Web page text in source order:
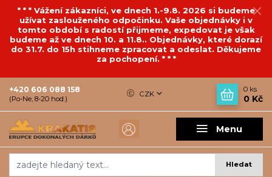
* * * Vážení zákazníci, ve dnech 1.-9.8. 2026 si budeme
užívat zaslouženého odpočinku. Vaše objednávky i v
tomto období s radostí přijmeme, expedovat je však
budeme až ve dnech 10. a 11.8.. Objednávky, které dorazí
do 31.7. do 15h stihneme zpracovat a odeslat. Děkujeme
za pochopení. * * *
Menu
CZK
Hledat
+420 606 088 158
(Po-Ne, 8-20 hod.)
0 ks
0 Kč